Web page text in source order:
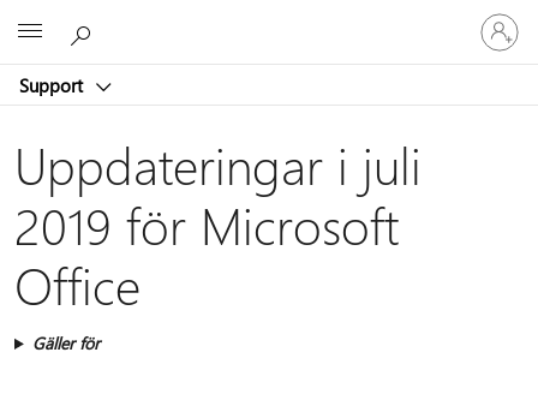
Support
Logga
in
på
konto
Uppdateringar i juli
2019 för Microsoft
Office
Gäller för